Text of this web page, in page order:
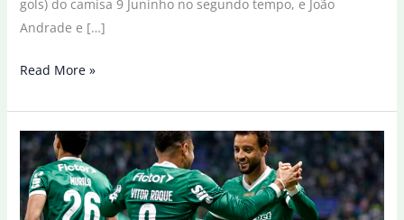
gols) do camisa 9 Juninho no segundo tempo, e João
Andrade e […]
Bahia
Inter
de
Limeira
na
estreia
Read More »